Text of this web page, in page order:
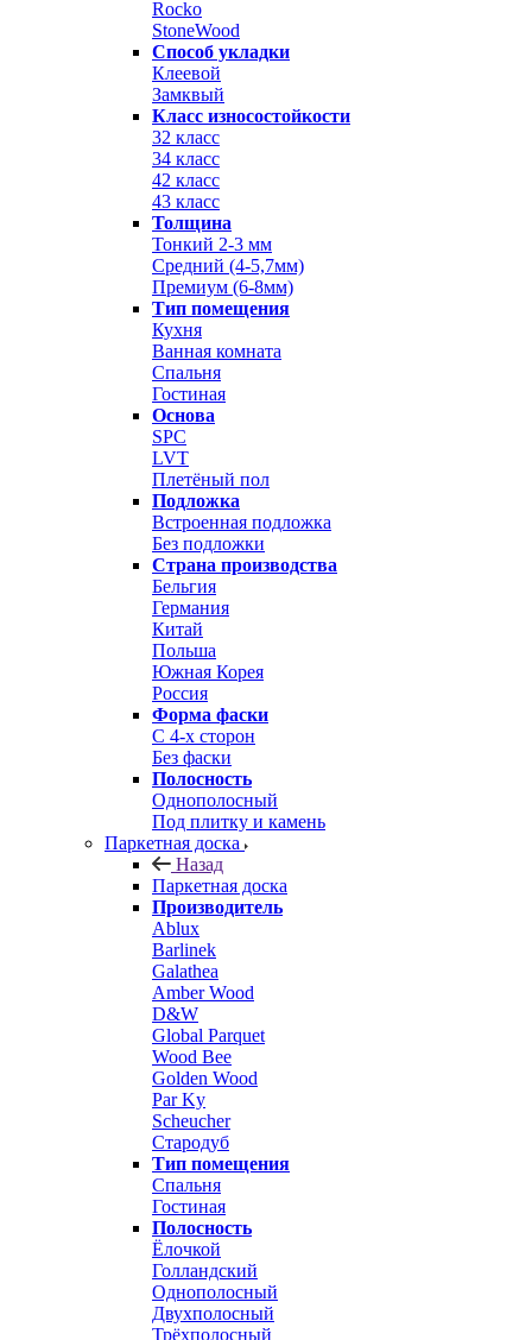
Rocko
StoneWood
Способ укладки
Клеевой
Замквый
Класс износостойкости
32 класс
34 класс
42 класс
43 класс
Толщина
Тонкий 2-3 мм
Средний (4-5,7мм)
Премиум (6-8мм)
Тип помещения
Кухня
Ванная комната
Спальня
Гостиная
Основа
SPC
LVT
Плетёный пол
Подложка
Встроенная подложка
Без подложки
Страна производства
Бельгия
Германия
Китай
Польша
Южная Корея
Россия
Форма фаски
С 4-х сторон
Без фаски
Полосность
Однополосный
Под плитку и камень
Паркетная доска
Назад
Паркетная доска
Производитель
Ablux
Barlinek
Galathea
Amber Wood
D&W
Global Parquet
Wood Bee
Golden Wood
Par Ky
Scheucher
Стародуб
Тип помещения
Спальня
Гостиная
Полосность
Ёлочкой
Голландский
Однополосный
Двухполосный
Трёхполосный